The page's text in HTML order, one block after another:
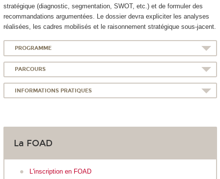
stratégique (diagnostic, segmentation, SWOT, etc.) et de formuler des
recommandations argumentées. Le dossier devra expliciter les analyses
réalisées, les cadres mobilisés et le raisonnement stratégique sous-jacent.
PROGRAMME
PARCOURS
INFORMATIONS PRATIQUES
La FOAD
L'inscription en FOAD